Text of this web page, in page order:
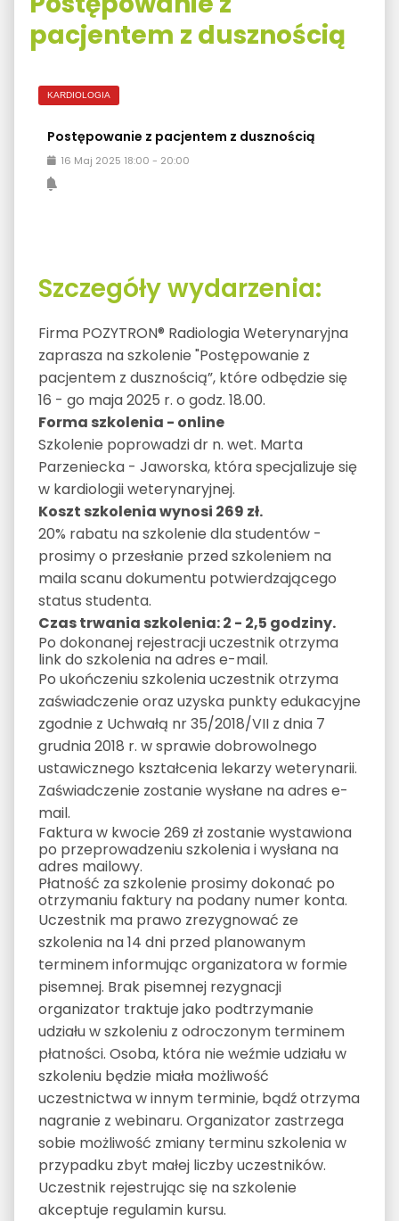
pacjentem z dusznością
KARDIOLOGIA
Postępowanie z pacjentem z dusznością
16 Maj 2025 18:00 - 20:00
Szczegóły wydarzenia:
Firma POZYTRON® Radiologia Weterynaryjna
zaprasza na szkolenie "Postępowanie z
pacjentem z dusznością”, które odbędzie się
16 - go maja 2025 r. o godz. 18.00.
Forma szkolenia - online
Szkolenie poprowadzi dr n. wet. Marta
Parzeniecka - Jaworska, która specjalizuje się
w kardiologii weterynaryjnej.
Koszt szkolenia wynosi 269 zł.
20% rabatu na szkolenie dla studentów -
prosimy o przesłanie przed szkoleniem na
maila scanu dokumentu potwierdzającego
status studenta.
Czas trwania szkolenia: 2 - 2,5 godziny.
Po dokonanej rejestracji uczestnik otrzyma
link do szkolenia na adres e-mail.
Po ukończeniu szkolenia uczestnik otrzyma
zaświadczenie oraz uzyska punkty edukacyjne
zgodnie z Uchwałą nr 35/2018/VII z dnia 7
grudnia 2018 r. w sprawie dobrowolnego
ustawicznego kształcenia lekarzy weterynarii.
Zaświadczenie zostanie wysłane na adres e-
mail.
Faktura w kwocie 269 zł zostanie wystawiona
po przeprowadzeniu szkolenia i wysłana na
adres mailowy.
Płatność za szkolenie prosimy dokonać po
otrzymaniu faktury na podany numer konta.
Uczestnik ma prawo zrezygnować ze
szkolenia na 14 dni przed planowanym
terminem informując organizatora w formie
pisemnej. Brak pisemnej rezygnacji
organizator traktuje jako podtrzymanie
udziału w szkoleniu z odroczonym terminem
płatności. Osoba, która nie weźmie udziału w
szkoleniu będzie miała możliwość
uczestnictwa w innym terminie, bądź otrzyma
nagranie z webinaru. Organizator zastrzega
sobie możliwość zmiany terminu szkolenia w
przypadku zbyt małej liczby uczestników.
Uczestnik rejestrując się na szkolenie
akceptuje regulamin kursu.